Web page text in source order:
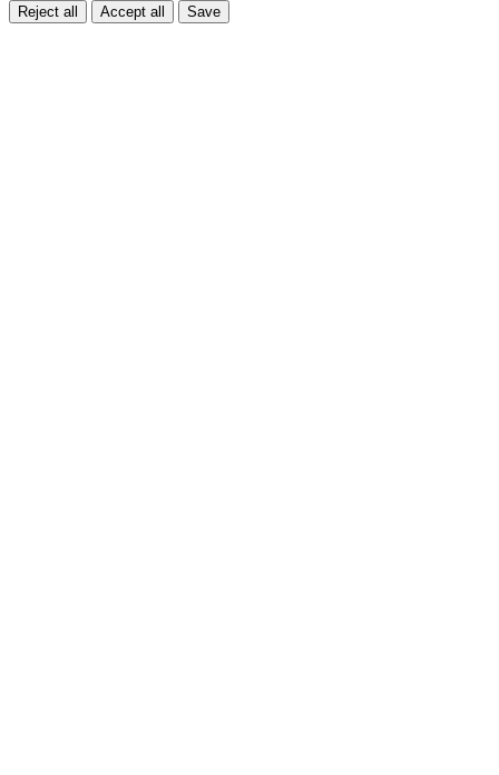
Reject all Accept all Save